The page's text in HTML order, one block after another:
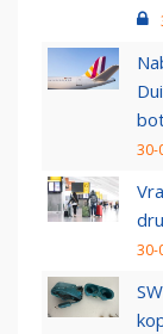
30-
30-